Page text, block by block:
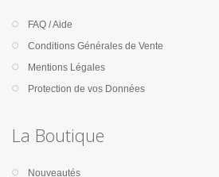
FAQ / Aide
Conditions Générales de Vente
Mentions Légales
Protection de vos Données
La Boutique
Nouveautés